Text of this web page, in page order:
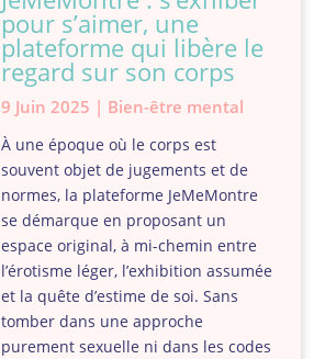
pour s’aimer, une
plateforme qui libère le
regard sur son corps
9 Juin 2025 | Bien-être mental
À une époque où le corps est
souvent objet de jugements et de
normes, la plateforme JeMeMontre
se démarque en proposant un
espace original, à mi-chemin entre
l’érotisme léger, l’exhibition assumée
et la quête d’estime de soi. Sans
tomber dans une approche
purement sexuelle ni dans les codes